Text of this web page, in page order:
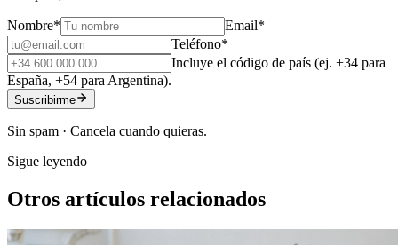
Nombre* Email*
Teléfono*
Incluye el código de país (ej. +34 para
España, +54 para Argentina).
Suscribirme
Sin spam · Cancela cuando quieras.
Sigue leyendo
Otros artículos relacionados